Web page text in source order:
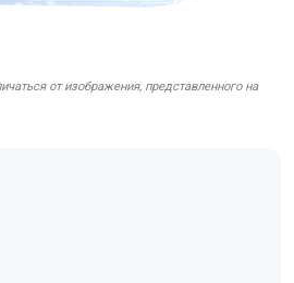
от изображения, представленного на